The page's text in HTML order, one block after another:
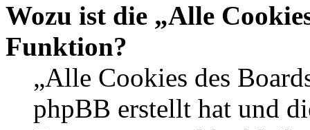
Wozu ist die „Alle
Funktion?
„Alle Cookies des
phpBB erstellt hat und